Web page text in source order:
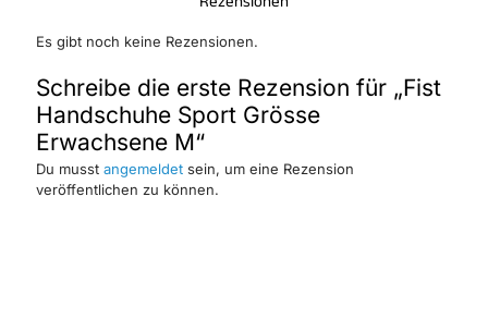
Es gibt noch keine Rezensionen.
Schreibe die erste Rezension für „Fist
Handschuhe Sport Grösse
Erwachsene M“
Du musst angemeldet sein, um eine Rezension
veröffentlichen zu können.